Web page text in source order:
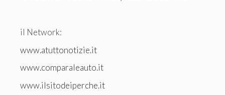
il Network:
www.atuttonotizie.it
www.comparaleauto.it
www.ilsitodeiperche.it